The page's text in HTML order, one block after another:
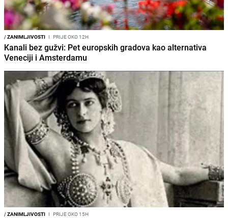
/ZANIMLJIVOSTI I PRIJE OKO 12H
Kanali bez gužvi: Pet europskih gradova kao alternativa
Veneciji i Amsterdamu
/ZANIMLJIVOSTI I PRIJE OKO 15H